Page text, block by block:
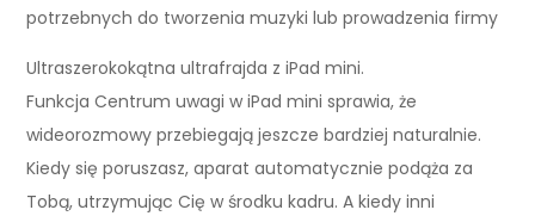
potrzebnych do tworzenia muzyki lub prowadzenia firmy
Ultraszerokokątna ultrafrajda z iPad mini.
Funkcja Centrum uwagi w iPad mini sprawia, że
wideorozmowy przebiegają jeszcze bardziej naturalnie.
Kiedy się poruszasz, aparat automatycznie podąża za
Tobą, utrzymując Cię w środku kadru. A kiedy inni